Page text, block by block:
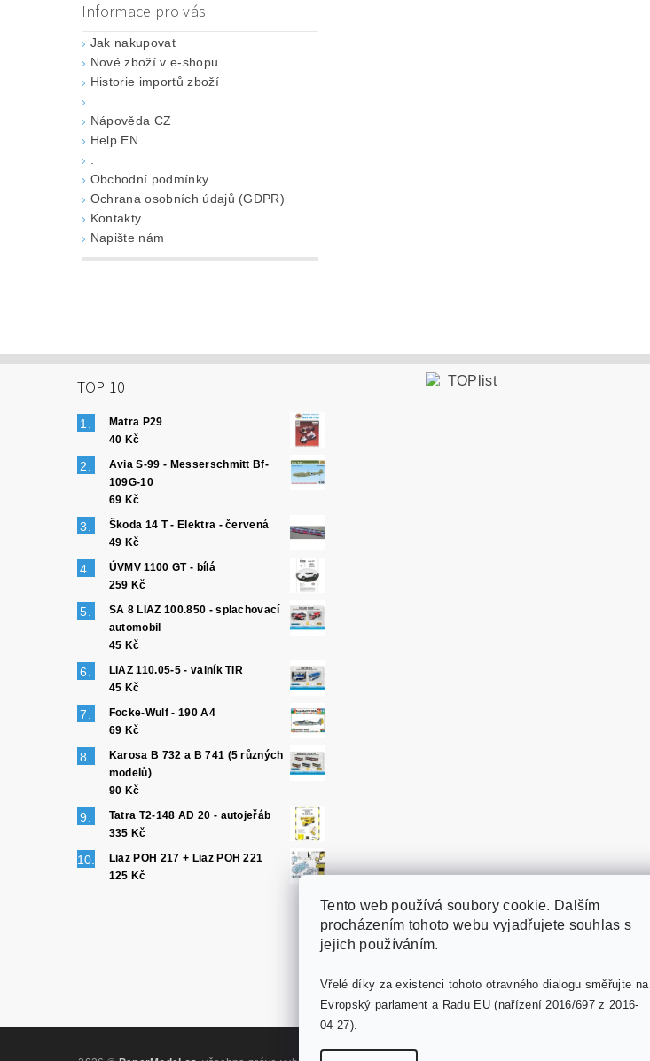
Informace pro vás
Jak nakupovat
Nové zboží v e-shopu
Historie importů zboží
Nápověda CZ
Help EN
Obchodní podmínky
Ochrana osobních údajů (GDPR)
Kontakty
Napište nám
TOP 10
Matra P29
40 Kč
Avia S-99 - Messerschmitt Bf-
109G-10
69 Kč
Škoda 14 T - Elektra - červená
49 Kč
ÚVMV 1100 GT - bílá
259 Kč
SA 8 LIAZ 100.850 - splachovací
automobil
45 Kč
LIAZ 110.05-5 - valník TIR
45 Kč
Focke-Wulf - 190 A4
69 Kč
Karosa B 732 a B 741 (5 různých
modelů)
90 Kč
Tatra T2-148 AD 20 - autojeřáb
335 Kč
Liaz POH 217 + Liaz POH 221
125 Kč
PaperModel.cz
Tento web používá soubory cookie. Dalším
procházením tohoto webu vyjadřujete souhlas s
jejich používáním.
Vřelé díky za existenci tohoto otravného dialogu směřujte na
Evropský parlament a Radu EU (nařízení 2016/697 z 2016-
04-27).